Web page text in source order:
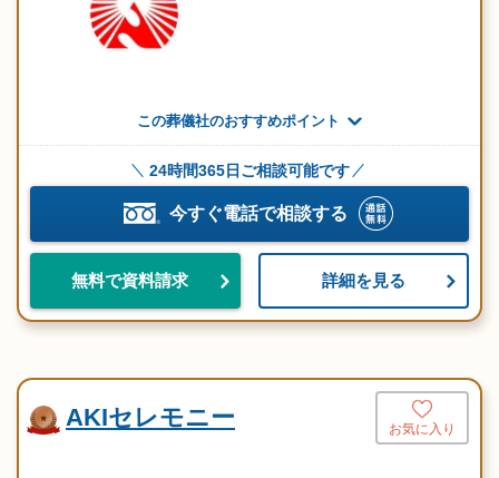
この葬儀社のおすすめポイント
24時間365日ご相談可能です
今すぐ電話で相談する
無料で資料請求 詳細を見る
AKIセレモニー お気に入り